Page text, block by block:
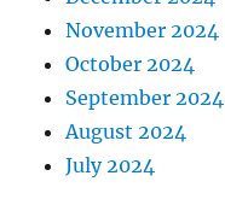
November 2024
October 2024
September 2024
August 2024
July 2024